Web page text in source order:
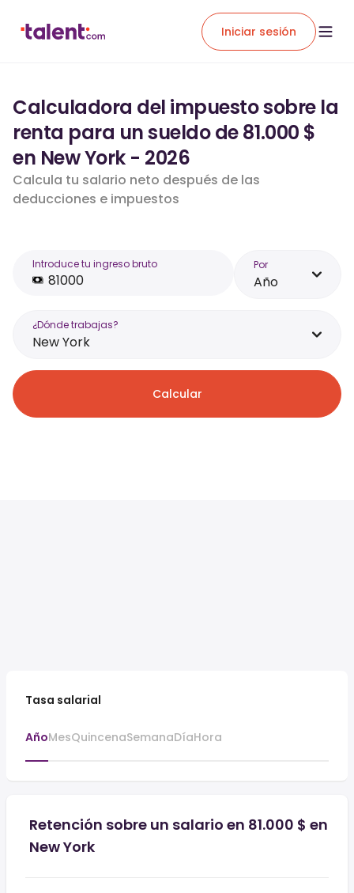
Iniciar sesión
Calculadora del impuesto sobre la
renta para un sueldo de 81.000 $
en New York - 2026
Calcula tu salario neto después de las
deducciones e impuestos
Introduce tu ingreso bruto Por
Año
¿Dónde trabajas?
New York
Calcular
Tasa salarial
AñoMesQuincenaSemanaDíaHora
Retención sobre un salario en 81.000 $ en
New York